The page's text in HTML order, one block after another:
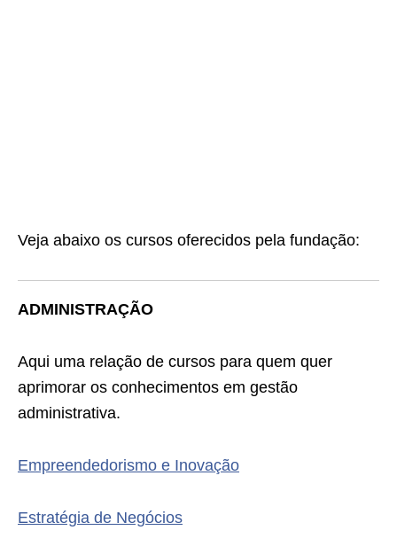
Veja abaixo os cursos oferecidos pela fundação:
ADMINISTRAÇÃO
Aqui uma relação de cursos para quem quer
aprimorar os conhecimentos em gestão
administrativa.
Empreendedorismo e Inovação
Estratégia de Negócios